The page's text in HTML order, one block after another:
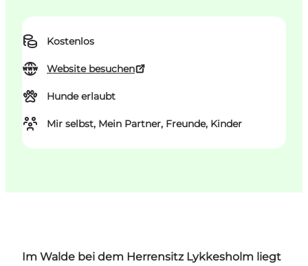
Kostenlos
Website besuchen
Hunde erlaubt
Mir selbst, Mein Partner, Freunde, Kinder
Im Walde bei dem Herrensitz Lykkesholm liegt